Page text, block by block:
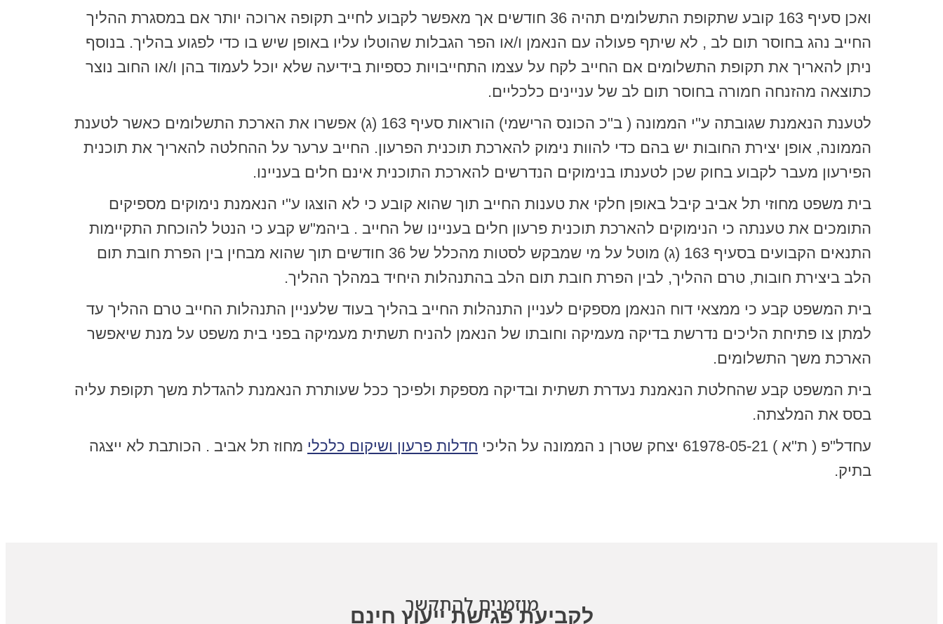
ואכן סעיף 163 קובע שתקופת התשלומים תהיה 36 חודשים אך מאפשר לקבוע לחייב תקופה ארוכה יותר אם במסגרת ההליך
החייב נהג בחוסר תום לב , לא שיתף פעולה עם הנאמן ו/או הפר הגבלות שהוטלו עליו באופן שיש בו כדי לפגוע בהליך. בנוסף
ניתן להאריך את תקופת התשלומים אם החייב לקח על עצמו התחייבויות כספיות בידיעה שלא יוכל לעמוד בהן ו/או החוב נוצר
כתוצאה מהזנחה חמורה בחוסר תום לב של עניינים כלכליים.
לטענת הנאמנת שגובתה ע"י הממונה ( ב"כ הכונס הרישמי) הוראות סעיף 163 (ג) אפשרו את הארכת התשלומים כאשר לטענת
הממונה, אופן יצירת החובות יש בהם כדי להוות נימוק להארכת תוכנית הפרעון. החייב ערער על ההחלטה להאריך את תוכנית
הפירעון מעבר לקבוע בחוק שכן לטענתו בנימוקים הנדרשים להארכת התוכנית אינם חלים בעניינו.
בית משפט מחוזי תל אביב קיבל באופן חלקי את טענות החייב תוך שהוא קובע כי לא הוצגו ע"י הנאמנת נימוקים מספיקים
התומכים את טענתה כי הנימוקים להארכת תוכנית פרעון חלים בעניינו של החייב . ביהמ"ש קבע כי הנטל להוכחת התקיימות
התנאים הקבועים בסעיף 163 (ג) מוטל על מי שמבקש לסטות מהכלל של 36 חודשים תוך שהוא מבחין בין הפרת חובת תום
הלב ביצירת חובות, טרם ההליך, לבין הפרת חובת תום הלב בהתנהלות היחיד במהלך ההליך.
בית המשפט קבע כי ממצאי דוח הנאמן מספקים לעניין התנהלות החייב בהליך בעוד שלעניין התנהלות החייב טרם ההליך עד
למתן צו פתיחת הליכים נדרשת בדיקה מעמיקה וחובתו של הנאמן להניח תשתית מעמיקה בפני בית משפט על מנת שיאפשר
הארכת משך התשלומים.
בית המשפט קבע שהחלטת הנאמנת נעדרת תשתית ובדיקה מספקת ולפיכך ככל שעותרת הנאמנת להגדלת משך תקופת עליה
בסס את המלצתה.
עחדל"פ ( ת"א ) 61978-05-21 יצחק שטרן נ הממונה על הליכי
חדלות פרעון ושיקום כלכלי מחוז תל אביב . הכותבת לא ייצגה
בתיק.
מוזמנים להתקשר
לקביעת פגישת ייעוץ חינם